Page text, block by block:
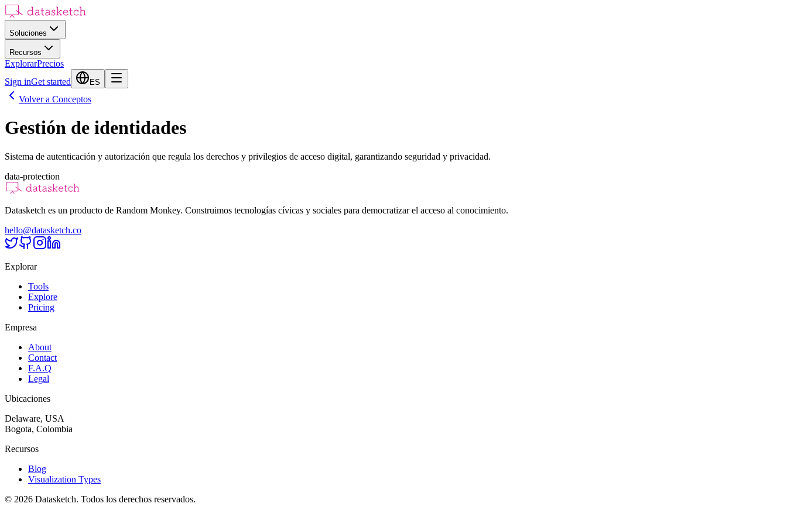
Soluciones
Recursos
ExplorarPrecios
Sign inGet started ES
Volver a Conceptos
Gestión de identidades
Sistema de autenticación y autorización que regula los derechos y privilegios de acceso digital, garantizando seguridad y privacidad.
data-protection
Datasketch es un producto de Random Monkey. Construimos tecnologías cívicas y sociales para democratizar el acceso al conocimiento.
hello@datasketch.co
Explorar
Tools
Explore
Pricing
Empresa
About
Contact
F.A.Q
Legal
Ubicaciones
Delaware, USA
Bogota, Colombia
Recursos
Blog
Visualization Types
© 2026 Datasketch. Todos los derechos reservados.